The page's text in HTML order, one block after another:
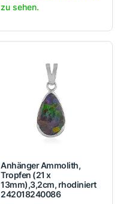
zu sehen.
Anhänger Ammolith,
Tropfen (21 x
13mm),3,2cm, rhodiniert
242018240086